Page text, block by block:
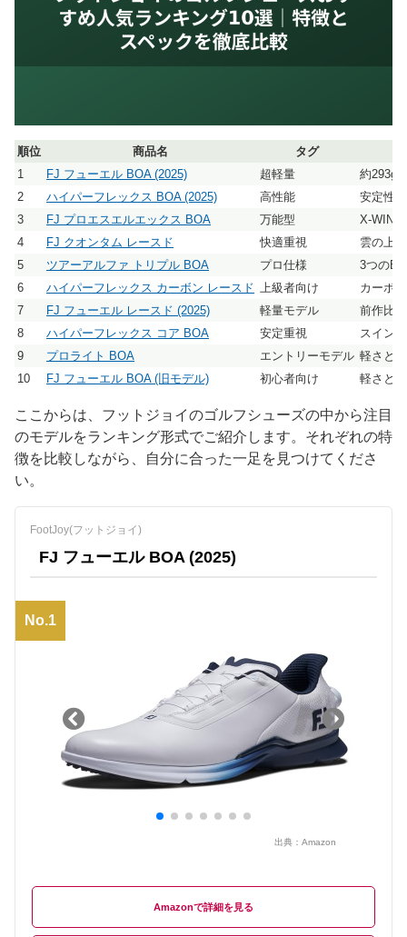
順位 商品名
タグ
1
FJ フューエル BOA (2025) 超軽量
約293g
2
ハイパーフレックス BOA (2025) 高性能
安定性
3
FJ プロエスエルエックス BOA 万能型
X-WING
4
FJ クオンタム レースド 快適重視
雲の上
5
ツアーアルファ トリプル BOA プロ仕様
3つの
6
ハイパーフレックス カーボン レースド 上級者向け
カーボ
7
FJ フューエル レースド (2025) 軽量モデル
前作比
8
ハイパーフレックス コア BOA 安定重視
スイン
9
プロライト BOA エントリーモデル 軽さと
10
FJ フューエル BOA (旧モデル) 初心者向け 軽さと
ここからは、フットジョイのゴルフシューズの中から注目
のモデルをランキング形式でご紹介します。それぞれの特
徴を比較しながら、自分に合った一足を見つけてくださ
い。
FootJoy(フットジョイ)
FJ フューエル BOA (2025)
No.1
出典： Amazon
Amazon